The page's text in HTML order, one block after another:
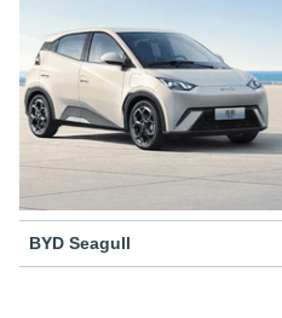
BYD Seagull